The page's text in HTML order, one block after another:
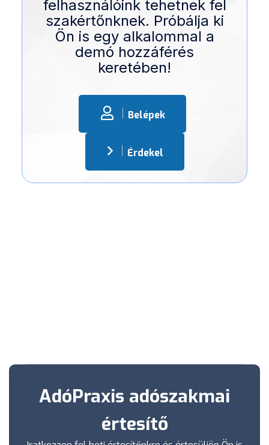
felhasználóink tehetnek fel
szakértőnknek. Próbálja ki
Ön is egy alkalommal a
demó hozzáférés
keretében!
Belépek
Érdekel
AdóPraxis adószakmai
értesítő